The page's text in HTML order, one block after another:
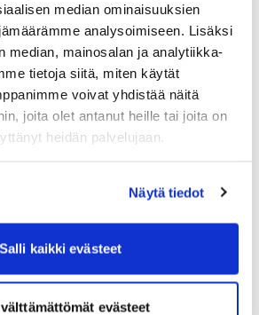
median ominaisuuksien
analysoimiseen. Lisäksi
median, mainosalan ja analytiikka-
tietoja siitä, miten käytät
voivat yhdistää näitä
joita olet antanut heille tai joita on
heidän palvelujaan.
Näytä tiedot
Salli kaikki evästeet
evästeet
Shopify-